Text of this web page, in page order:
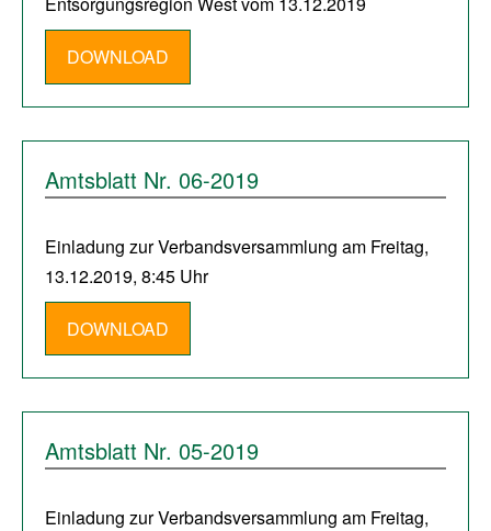
DOWNLOAD
Amtsblatt Nr. 06-2019
Einladung zur Verbandsversammlung am Freitag,
13.12.2019, 8:45 Uhr
DOWNLOAD
Amtsblatt Nr. 05-2019
Einladung zur Verbandsversammlung am Freitag,